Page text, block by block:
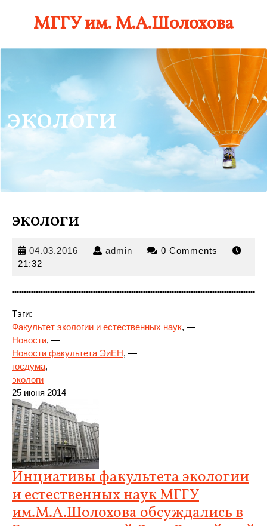
МГГУ им. М.А.Шолохова
экологи
экологи
04.03.2016 04.03.2016
admin admin 0 Comments
21:32
Тэги:
Факультет экологии и естественных наук, —
Новости, —
Новости факультета ЭиЕН, —
госдума, —
экологи
25 июня 2014
Инциативы факультета экологии
и естественных наук МГГУ
им.М.А.Шолохова обсуждались в